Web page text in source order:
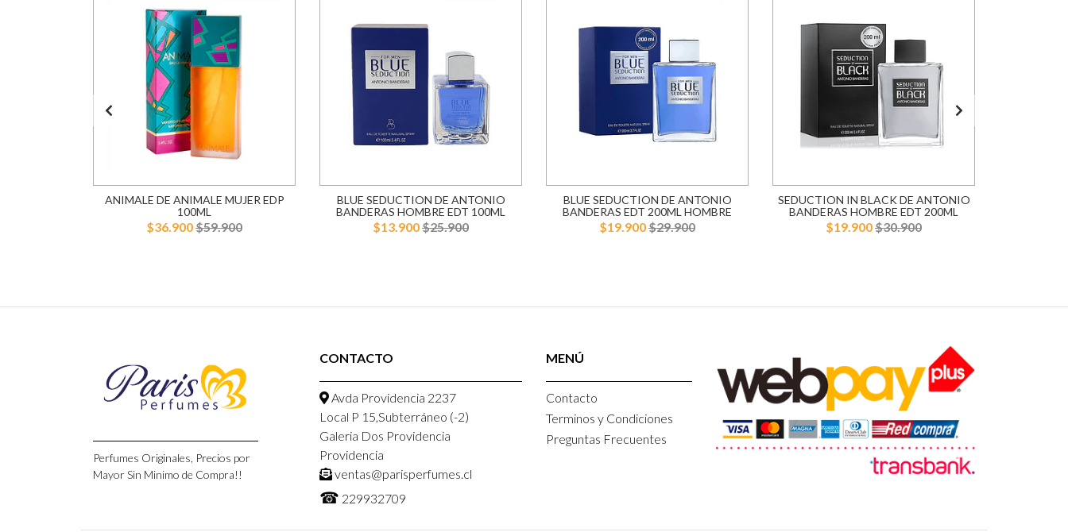
ANIMALE DE ANIMALE MUJER EDP
100ML
$36.900$59.900
BLUE SEDUCTION DE ANTONIO
BANDERAS HOMBRE EDT 100ML
$13.900$25.900
BLUE SEDUCTION DE ANTONIO
BANDERAS EDT 200ML HOMBRE
$19.900$29.900
SEDUCTION IN BLACK DE ANTONIO
BANDERAS HOMBRE EDT 200ML
$19.900$30.900
Perfumes Originales, Precios por
Mayor Sin Minimo de Compra!!
CONTACTO
Avda Providencia 2237
Local P 15,Subterráneo (-2)
Galeria Dos Providencia
Providencia
ventas@parisperfumes.cl
☎ 229932709
MENÚ
Contacto
Terminos y Condiciones
Preguntas Frecuentes